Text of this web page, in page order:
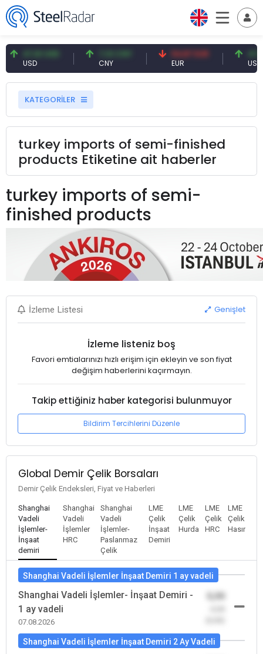
USD CNY
54,87 EUR
EUR USD
KATEGORİLER
turkey imports of semi-finished
products Etiketine ait haberler
turkey imports of semi-
finished products
İzleme Listesi Genişlet
İzleme listeniz boş
Favori emtialarınızı hızlı erişim için ekleyin ve son fiyat
değişim haberlerini kaçırmayın.
Takip ettiğiniz haber kategorisi bulunmuyor
Bildirim Tercihlerini Düzenle
Global Demir Çelik Borsaları
Demir Çelik Endeksleri, Fiyat ve Haberleri
Shanghai
Vadeli
İşlemler-
İnşaat
demiri
Shanghai
Vadeli
İşlemler
HRC
Shanghai
Vadeli
İşlemler-
Paslanmaz
Çelik
LME
Çelik
İnşaat
Demiri
LME
Çelik
Hurda
LME
Çelik
HRC
LME
Çelik
Hasır
Shanghai Vadeli İşlemler İnşaat Demiri 1 ay vadeli
Shanghai Vadeli İşlemler- İnşaat Demiri -
1 ay vadeli
07.08.2026
0,00
Shanghai Vadeli İşlemler İnşaat Demiri 2 Ay Vadeli